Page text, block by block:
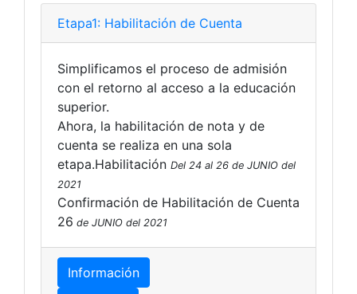
Etapa1: Habilitación de Cuenta
Simplificamos el proceso de admisión
con el retorno al acceso a la educación
superior.
Ahora, la habilitación de nota y de
cuenta se realiza en una sola
etapa.Habilitación Del 24 al 26 de JUNIO del
2021
Confirmación de Habilitación de Cuenta
26 de JUNIO del 2021
Información